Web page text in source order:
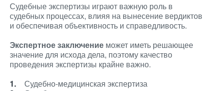
Судебные экспертизы играют важную роль в
судебных процессах, влияя на вынесение вердиктов
и обеспечивая объективность и справедливость.
Экспертное заключение может иметь решающее
значение для исхода дела, поэтому качество
проведения экспертизы крайне важно.
Судебно-медицинская экспертиза